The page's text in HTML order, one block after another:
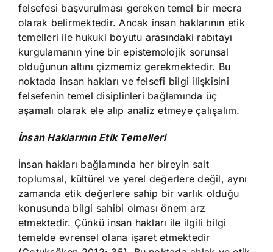
felsefesi başvurulması gereken temel bir mecra
olarak belirmektedir. Ancak insan haklarının etik
temelleri ile hukuki boyutu arasındaki rabıtayı
kurgulamanın yine bir epistemolojik sorunsal
olduğunun altını çizmemiz gerekmektedir. Bu
noktada insan hakları ve felsefi bilgi ilişkisini
felsefenin temel disiplinleri bağlamında üç
aşamalı olarak ele alıp analiz etmeye çalışalım.
İnsan Haklarının Etik Temelleri
İnsan hakları bağlamında her bireyin salt
toplumsal, kültürel ve yerel değerlere değil, aynı
zamanda etik değerlere sahip bir varlık olduğu
konusunda bilgi sahibi olması önem arz
etmektedir. Çünkü insan hakları ile ilgili bilgi
temelde evrensel olana işaret etmektedir